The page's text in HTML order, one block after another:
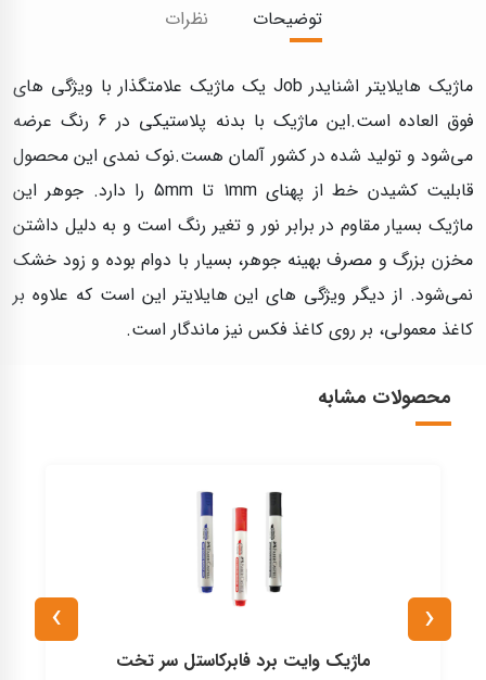
توضیحات نظرات
ماژیک هایلایتر اشنایدر Job یک ماژیک علامتگذار با ویژگی های
فوق العاده است.این ماژیک با بدنه پلاستیکی در 6 رنگ عرضه
می‌شود و تولید شده در کشور آلمان هست.نوک نمدی این محصول
قابلیت کشیدن خط از پهنای 1mm تا 5mm را دارد. جوهر این
ماژیک بسیار مقاوم در برابر نور و تغیر رنگ است و به دلیل داشتن
مخزن بزرگ و مصرف بهینه جوهر، بسیار با دوام بوده و زود خشک
نمی‌شود. از دیگر ویژگی های این هایلایتر این است که علاوه بر
کاغذ معمولی، بر روی کاغذ فکس نیز ماندگار است.
محصولات مشابه
ماژیک وایت برد فابرکاستل سر تخت
‹
›